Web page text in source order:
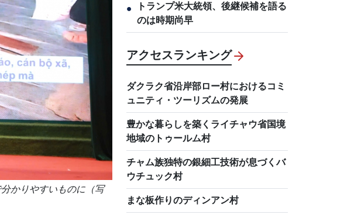
かりやすいものに（写
●
トランプ米大統領、後継候補を語る
のは時期尚早
アクセスランキング
ダクラク省沿岸部ロー村におけるコミ
ュニティ・ツーリズムの発展
豊かな暮らしを築くライチャウ省国境
地域のトゥールム村
チャム族独特の銀細工技術が息づくバ
ウチュック村
まな板作りのディンアン村